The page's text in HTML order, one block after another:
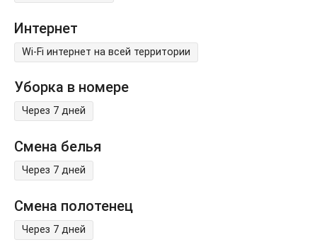
Интернет
Wi-Fi интернет на всей территории
Уборка в номере
Через 7 дней
Смена белья
Через 7 дней
Смена полотенец
Через 7 дней